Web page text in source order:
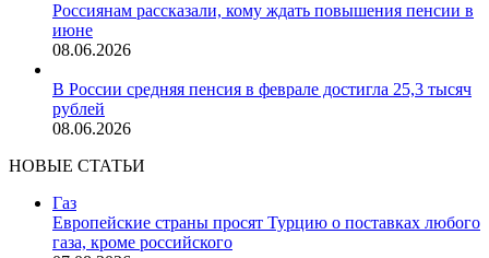
Россиянам рассказали, кому ждать повышения пенсии в
июне
08.06.2026
В России средняя пенсия в феврале достигла 25,3 тысяч
рублей
08.06.2026
НОВЫЕ СТАТЬИ
Газ
Европейские страны просят Турцию о поставках любого
газа, кроме российского